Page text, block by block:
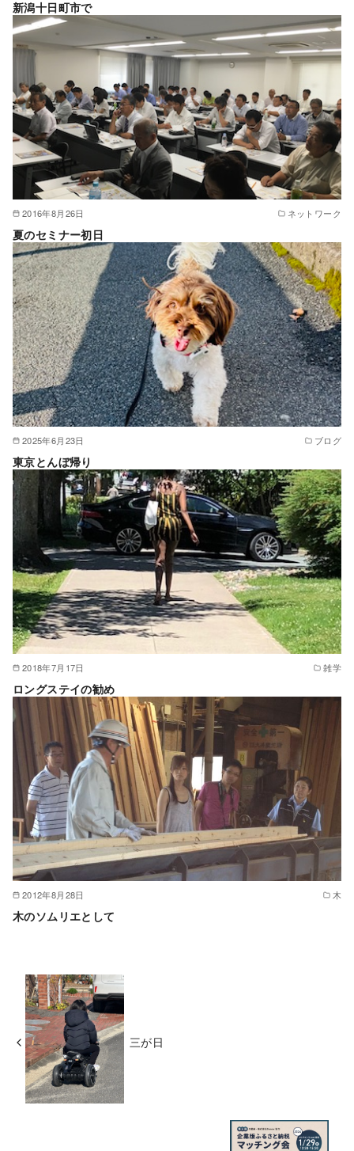
新潟十日町市で
2016年8月26日 ネットワーク
夏のセミナー初日
2025年6月23日 ブログ
東京とんぼ帰り
2018年7月17日 雑学
ロングステイの勧め
2012年8月28日 木
木のソムリエとして
三が日